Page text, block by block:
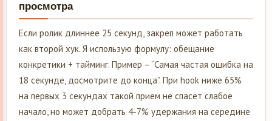
просмотра
Если ролик длиннее 25 секунд, закреп может работать
как второй хук. Я использую формулу: обещание
конкретики + тайминг. Пример – “Самая частая ошибка на
18 секунде, досмотрите до конца”. При hook ниже 65%
на первых 3 секундах такой прием не спасет слабое
начало, но может добрать 4-7% удержания на середине